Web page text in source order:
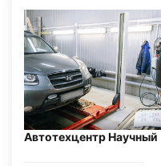
Автотехцентр Научный